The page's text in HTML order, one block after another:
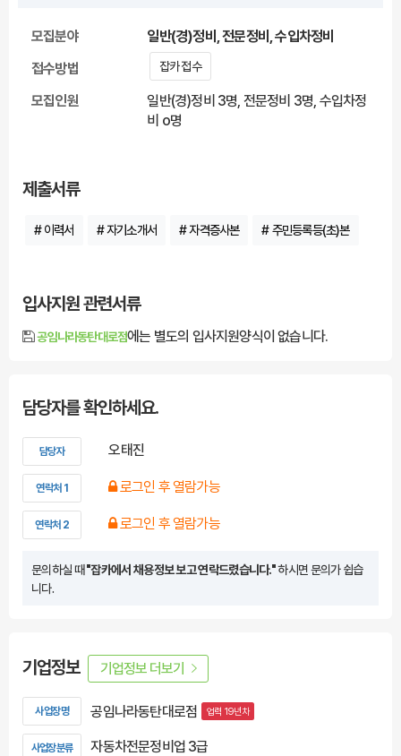
모집분야
일반(경)정비, 전문정비, 수입차정비
접수방법
잡카 접수
모집인원
일반(경)정비 3명, 전문정비 3명, 수입차정
비 o명
제출서류
# 이력서 # 자기소개서 # 자격증사본 # 주민등록등(초)본
입사지원 관련서류
공임나라동탄대로점에는 별도의 입사지원양식이 없습니다.
담당자를 확인하세요.
담당자 오태진
연락처 1 로그인 후 열람가능
연락처 2 로그인 후 열람가능
문의하실 때"잡카에서 채용정보 보고 연락드렸습니다."하시면 문의가 쉽습
니다.
기업정보 기업정보 더보기
사업장명 공임나라동탄대로점 업력 19년차
사업장분류 자동차전문정비업 3급